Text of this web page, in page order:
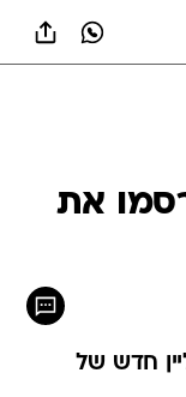
את
חדש של